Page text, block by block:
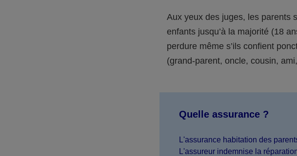
Aux yeux des juges, les parents
enfants jusqu’à la majorité (18
perdure même s’ils confient
(grand-parent, oncle, cousin,
Quelle assurance ?
L'assurance habitation des
L'assureur indemnise la